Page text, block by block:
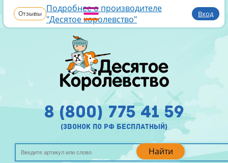
Отзывы Подробнее о производителе
"Десятое королевство"
Вход
Найти
8 (800) 775 41 59
(звонок по рф бесплатный)